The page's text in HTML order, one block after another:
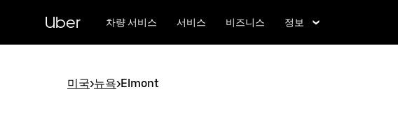
Uber 차량 서비스 서비스 비즈니스 정보
미국>뉴욕>Elmont